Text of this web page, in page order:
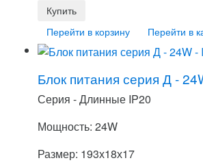
Перейти в корзину Перейти в
Блок питания серия Д -
Серия - Длинные IP20
Мощность: 24W
Размер: 193х18х17